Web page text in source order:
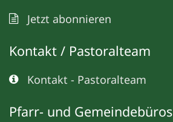
Jetzt abonnieren
Kontakt / Pastoralteam
Kontakt - Pastoralteam
Pfarr- und Gemeindebüros